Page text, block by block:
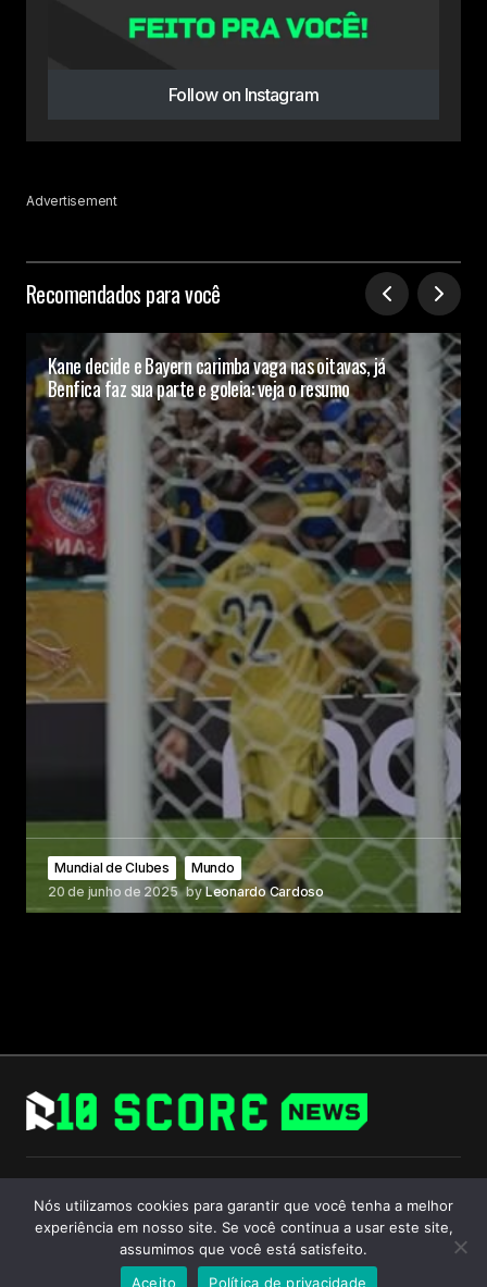
Follow on Instagram
Advertisement
Recomendados para você
Kane decide e Bayern carimba vaga nas oitavas, já
Benfica faz sua parte e goleia: veja o resumo
Mundial de Clubes
Mundo
20 de junho de 2025 byLeonardo Cardoso
Follow Us
Nós utilizamos cookies para garantir que você tenha a melhor
experiência em nosso site. Se você continua a usar este site,
assumimos que você está satisfeito.
Aceito
Política de privacidade